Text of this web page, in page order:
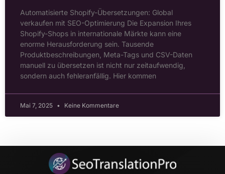
Automatisierte Shopify-Übersetzungen: Global
verkaufen mit SEO-Optimierung Die Expansion Ihres
Shopify-Shops in internationale Märkte kann eine
enorme Herausforderung sein. Tausende
Produktbeschreibungen, Meta-Tags und CSV-Daten
manuell zu übersetzen ist nicht nur zeitaufwendig,
sondern auch fehleranfällig. Hier kommen
Mai 7, 2025 Keine Kommentare